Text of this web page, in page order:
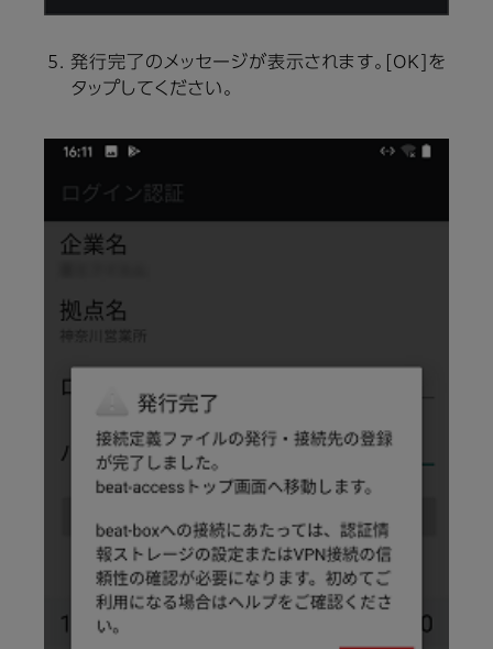
発行完了のメッセージが表示されます。[OK]を
タップしてください。